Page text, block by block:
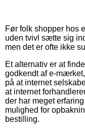
Før folk shopper hos
uden tvivl sætte sig
men det er ofte ikke
Et alternativ er at
godkendt af e-
på at internet
at internet
der har meget
mulighed for
bestilling.